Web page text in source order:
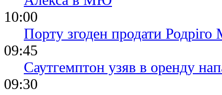
10:00
Порту згоден продати Родріго
09:45
Саутгемптон узяв в оренду
09:30